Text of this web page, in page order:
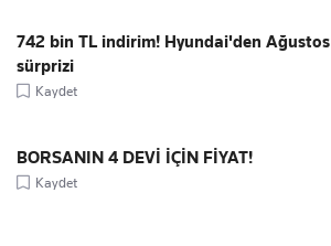
742 bin TL indirim! Hyundai'den Ağustos
sürprizi
Kaydet
BORSANIN 4 DEVİ İÇİN FİYAT!
Kaydet